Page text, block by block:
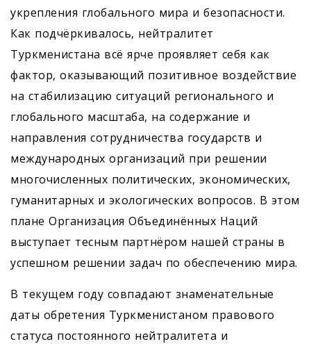
укрепления глобального мира и безопасности.
Как подчёркивалось, нейтралитет
Туркменистана всё ярче проявляет себя как
фактор, оказывающий позитивное воздействие
на стабилизацию ситуаций регионального и
глобального масштаба, на содержание и
направления сотрудничества государств и
международных организаций при решении
многочисленных политических, экономических,
гуманитарных и экологических вопросов. В этом
плане Организация Объединённых Наций
выступает тесным партнёром нашей страны в
успешном решении задач по обеспечению мира.
В текущем году совпадают знаменательные
даты обретения Туркменистаном правового
статуса постоянного нейтралитета и